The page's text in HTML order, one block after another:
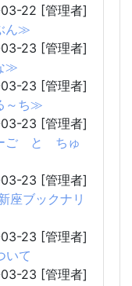
22 [管理者]
ん≫
23 [管理者]
≫
23 [管理者]
～ち≫
23 [管理者]
ご と ちゅ
23 [管理者]
ブックナリ
23 [管理者]
いて
23 [管理者]